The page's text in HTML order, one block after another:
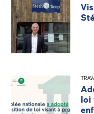
loi